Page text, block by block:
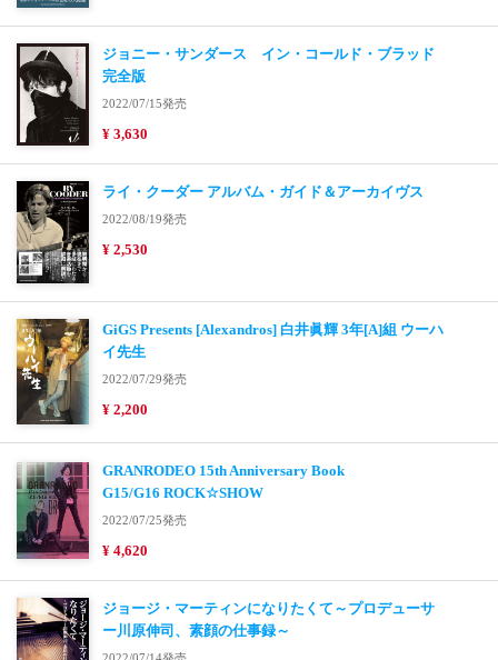
ジョニー・サンダース イン・コールド・ブラッド
完全版
2022/07/15発売
¥ 3,630
ライ・クーダー アルバム・ガイド＆アーカイヴス
2022/08/19発売
¥ 2,530
GiGS Presents [Alexandros] 白井眞輝 3年[A]組 ウーハ
イ先生
2022/07/29発売
¥ 2,200
GRANRODEO 15th Anniversary Book
G15/G16 ROCK☆SHOW
2022/07/25発売
¥ 4,620
ジョージ・マーティンになりたくて～プロデューサ
ー川原伸司、素顔の仕事録～